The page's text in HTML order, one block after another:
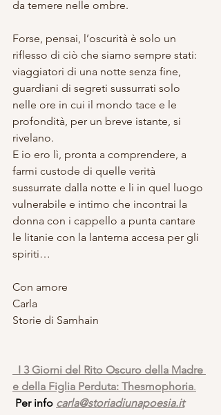
da temere nelle ombre.
Forse, pensai, l’oscurità è solo un
riflesso di ciò che siamo sempre stati:
viaggiatori di una notte senza fine,
guardiani di segreti sussurrati solo
nelle ore in cui il mondo tace e le
profondità, per un breve istante, si
rivelano.
E io ero lì, pronta a comprendere, a
farmi custode di quelle verità
sussurrate dalla notte e li in quel luogo
vulnerabile e intimo che incontrai la
donna con i cappello a punta cantare
le litanie con la lanterna accesa per gli
spiriti…
Con amore
Carla
Storie di Samhain
I 3 Giorni del Rito Oscuro della Madre
e della Figlia Perduta: Thesmophoria.
Per info carla@storiadiunapoesia.it